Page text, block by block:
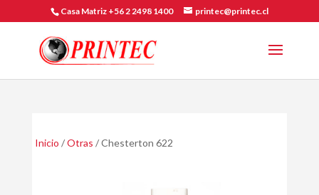
Casa Matriz +56 2 2498 1400 printec@printec.cl
Inicio /Otras / Chesterton 622